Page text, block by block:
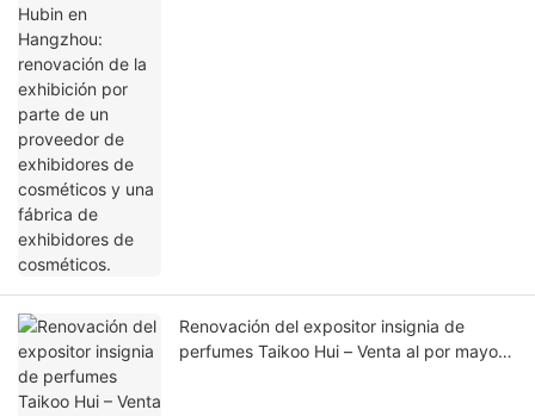
Renovación del expositor insignia de
perfumes Taikoo Hui – Venta al por mayor